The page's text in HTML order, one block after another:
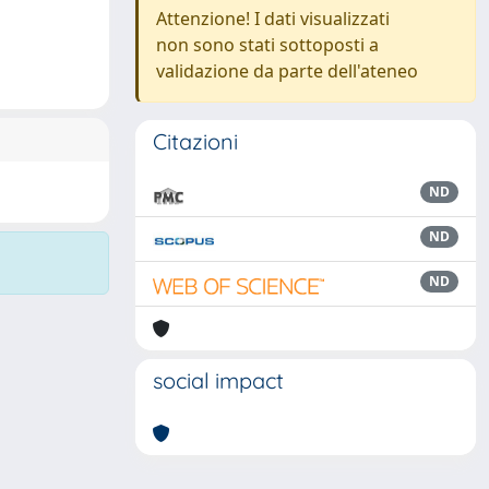
Attenzione! I dati visualizzati
non sono stati sottoposti a
validazione da parte dell'ateneo
Citazioni
ND
ND
ND
social impact